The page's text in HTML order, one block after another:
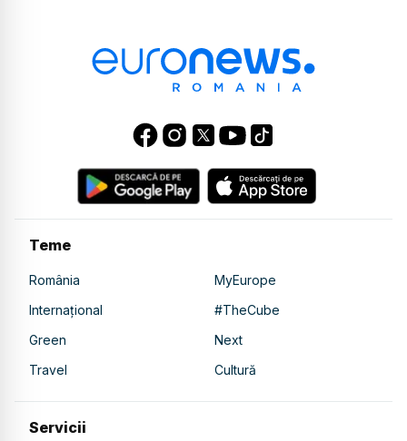
Teme
România
MyEurope
Internațional
#TheCube
Green
Next
Travel
Cultură
Servicii